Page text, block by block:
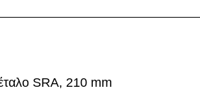
SRA, 210 mm